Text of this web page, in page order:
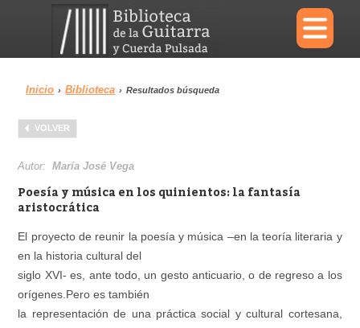
×
Menu
Biblioteca
Área personal
Inicio › Biblioteca › Resultados búsqueda
VOLVER
Autor:María José Vega
Poesía y música en los quinientos: la fantasía
aristocrática
El proyecto de reunir la poesía y música –en la teoría literaria y
en la historia cultural del
siglo XVI- es, ante todo, un gesto anticuario, o de regreso a los
orígenes.Pero es también
la representación de una práctica social y cultural cortesana,